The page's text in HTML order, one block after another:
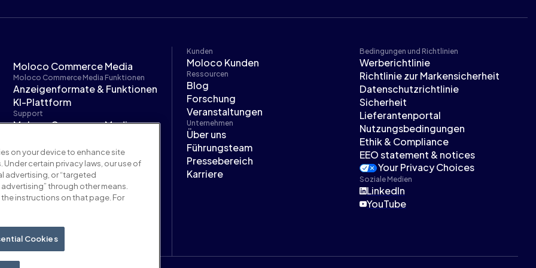
Moloco Commerce Media
Moloco Commerce Media Funktionen
Anzeigenformate & Funktionen
KI-Plattform
Support
Moloco Commerce Media
Moloco Next
Kunden
Moloco Kunden
Ressourcen
Blog
Forschung
Veranstaltungen
Unternehmen
Über uns
Führungsteam
Pressebereich
Karriere
Bedingungen und Richtlinien
Werberichtlinie
Richtlinie zur Markensicherheit
Datenschutzrichtlinie
Sicherheit
Lieferantenportal
Nutzungsbedingungen
Ethik & Compliance
EEO statement & notices
Your Privacy Choices
Soziale Medien
LinkedIn
YouTube
on your device to enhance site
certain privacy laws, our use of
advertising, or “targeted
through other means.
instructions on that page. For
Cookies